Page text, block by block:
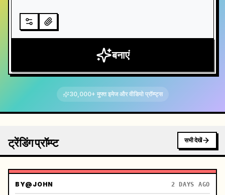
बनाएं
30,000+ मुफ्त इमेज और वीडियो प्रॉम्प्ट्स
ट्रेंडिंग प्रॉम्प्ट सभी देखें
BY@JOHN 2 DAYS AGO